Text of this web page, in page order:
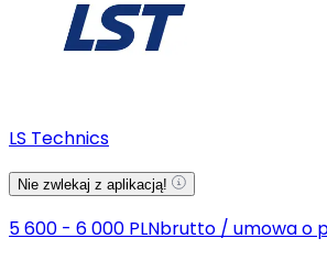
LS Technics
Nie zwlekaj z aplikacją!
5 600 - 6 000 PLNbrutto / umowa o